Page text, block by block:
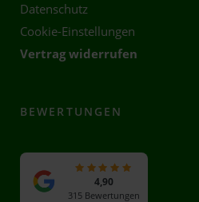
Datenschutz
Cookie-Einstellungen
Vertrag widerrufen
BEWERTUNGEN
4,90
315 Bewertungen